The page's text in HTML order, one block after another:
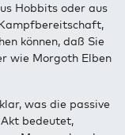
Hobbits oder aus
können, daß Sie
wie Morgoth Elben
was die passive
bedeutet,